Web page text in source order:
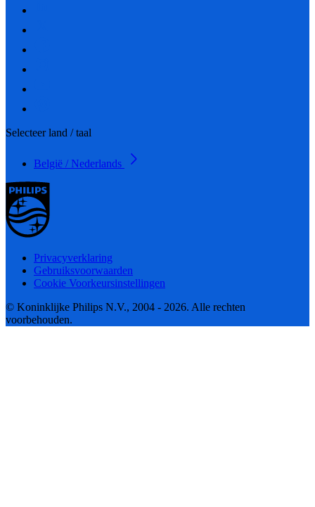
Selecteer land / taal
België / Nederlands
Privacyverklaring
Gebruiksvoorwaarden
Cookie Voorkeursinstellingen
© Koninklijke Philips N.V., 2004 - 2026. Alle rechten
voorbehouden.